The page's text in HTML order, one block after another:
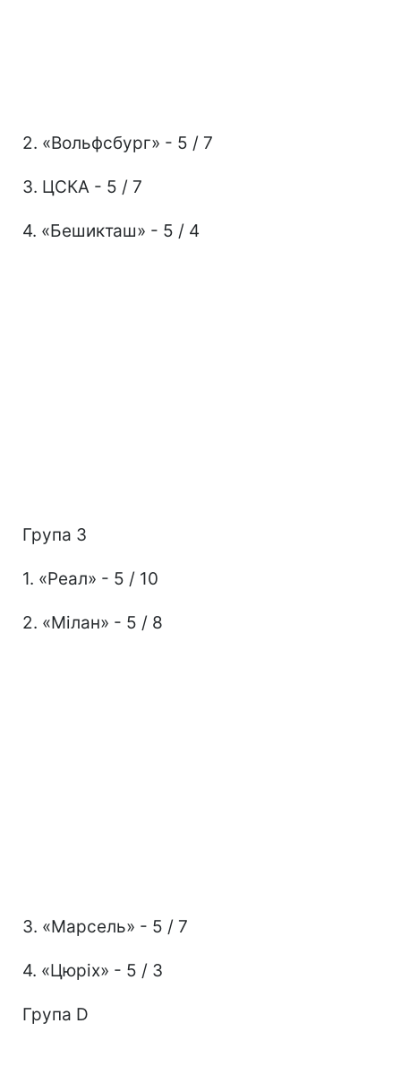
2. «Вольфсбург» - 5 / 7
3. ЦСКА - 5 / 7
4. «Бешикташ» - 5 / 4
Група З
1. «Реал» - 5 / 10
2. «Мілан» - 5 / 8
3. «Марсель» - 5 / 7
4. «Цюріх» - 5 / 3
Група D